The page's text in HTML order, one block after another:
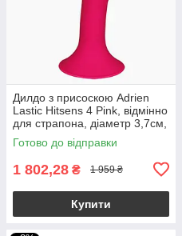
Дилдо з присоскою Adrien
Lastic Hitsens 4 Pink, відмінно
для страпона, діаметр 3,7см,
довжина 17,8см
Готово до відправки
1 802,28 ₴ 1 959 ₴
Купити